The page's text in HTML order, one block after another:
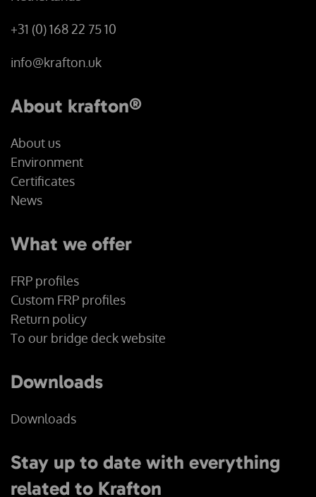
+31 (0) 168 22 75 10
info@krafton.uk
About krafton®
About us
Environment
Certificates
News
What we offer
FRP profiles
Custom FRP profiles
Return policy
To our bridge deck website
Downloads
Downloads
Stay up to date with everything
related to Krafton